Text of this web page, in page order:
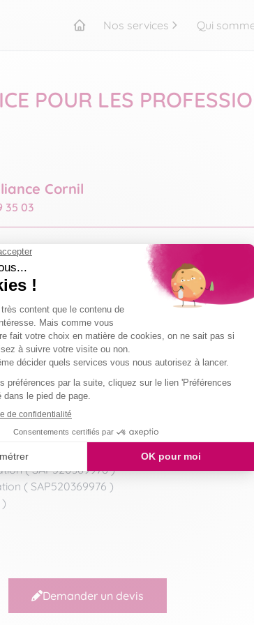
Accueil
Nos services Qui
POUR LES
Cornil
35 03
LAMARQUE
39
DUCAY - Assistante d'agence
94
( SAP520369976 )
( SAP520369976 )
Demander un devis